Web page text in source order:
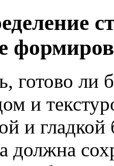
готово ли
и
и
должна